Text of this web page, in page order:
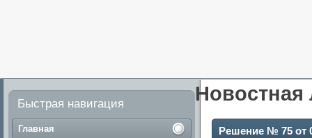
Быстрая навигация
Главная
Новостная
Решение № 75 от